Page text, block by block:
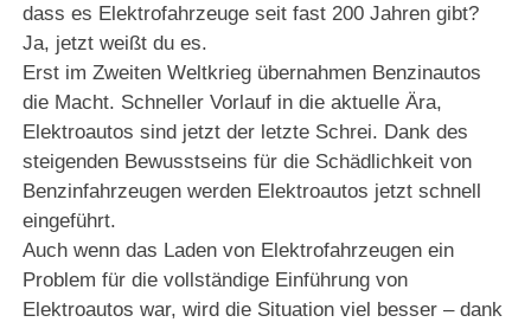
dass es Elektrofahrzeuge seit fast 200 Jahren gibt?
Ja, jetzt weißt du es.
Erst im Zweiten Weltkrieg übernahmen Benzinautos
die Macht. Schneller Vorlauf in die aktuelle Ära,
Elektroautos sind jetzt der letzte Schrei. Dank des
steigenden Bewusstseins für die Schädlichkeit von
Benzinfahrzeugen werden Elektroautos jetzt schnell
eingeführt.
Auch wenn das Laden von Elektrofahrzeugen ein
Problem für die vollständige Einführung von
Elektroautos war, wird die Situation viel besser – dank